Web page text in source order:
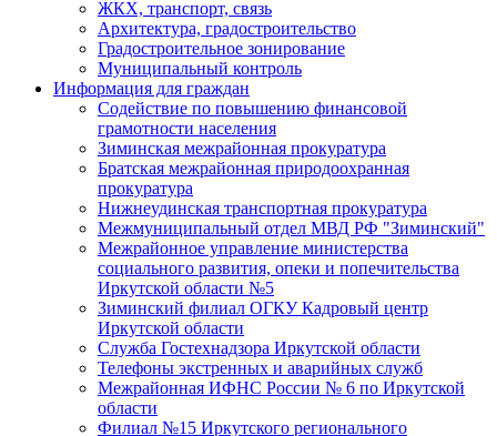
ЖКХ, транспорт, связь
Архитектура, градостроительство
Градостроительное зонирование
Муниципальный контроль
Информация для граждан
Содействие по повышению финансовой
грамотности населения
Зиминская межрайонная прокуратура
Братская межрайонная природоохранная
прокуратура
Нижнеудинская транспортная прокуратура
Межмуниципальный отдел МВД РФ "Зиминский"
Межрайонное управление министерства
социального развития, опеки и попечительства
Иркутской области №5
Зиминский филиал ОГКУ Кадровый центр
Иркутской области
Служба Гостехнадзора Иркутской области
Телефоны экстренных и аварийных служб
Межрайонная ИФНС России № 6 по Иркутской
области
Филиал №15 Иркутского регионального